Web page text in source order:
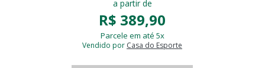
a partir de
R$ 389,90
Parcele em até 5x
Vendido por Casa do Esporte